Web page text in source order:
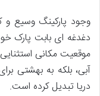
وجود پارکینگ وسیع و
دغدغه ای بابت پارک
موقعیت مکانی
آبی، بلکه به بهشتی
دریا تبدیل کرده است.